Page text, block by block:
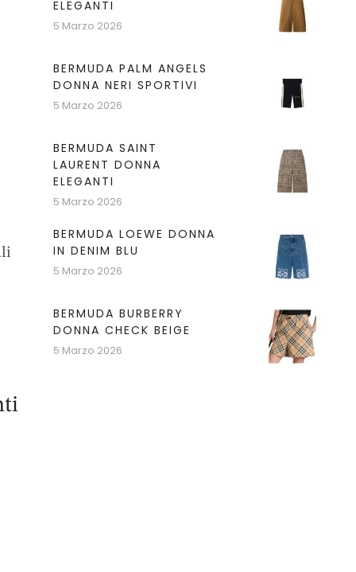
ELEGANTI
5 Marzo 2026
BERMUDA PALM ANGELS
DONNA NERI SPORTIVI
5 Marzo 2026
BERMUDA SAINT
LAURENT DONNA
ELEGANTI
5 Marzo 2026
BERMUDA LOEWE DONNA
IN DENIM BLU
5 Marzo 2026
BERMUDA BURBERRY
DONNA CHECK BEIGE
5 Marzo 2026